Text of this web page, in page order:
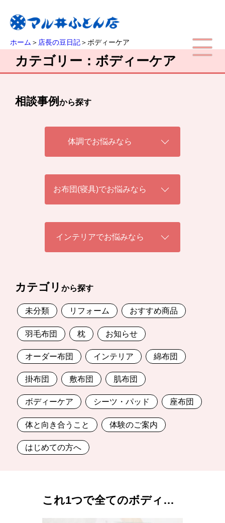
ホーム ＞ 店長の豆日記＞ボディーケア
カテゴリー：ボディーケア
相談事例から探す
体調でお悩みなら
お布団(寝具)でお悩みなら
インテリアでお悩みなら
カテゴリから探す
未分類 リフォーム おすすめ商品
羽毛布団 枕 お知らせ
オーダー布団 インテリア 綿布団
掛布団 敷布団 肌布団
ボディーケア シーツ・パッド 座布団
体と向き合うこと 体験のご案内
はじめての方へ
これ1つで全てのボディ…